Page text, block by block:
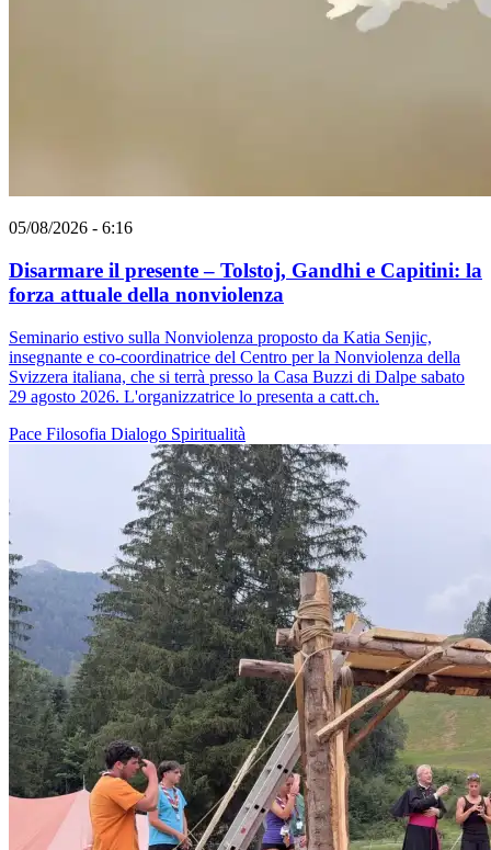
05/08/2026 - 6:16
Disarmare il presente – Tolstoj, Gandhi e Capitini: la
forza attuale della nonviolenza
Seminario estivo sulla Nonviolenza proposto da Katia Senjic,
insegnante e co-coordinatrice del Centro per la Nonviolenza della
Svizzera italiana, che si terrà presso la Casa Buzzi di Dalpe sabato
29 agosto 2026. L'organizzatrice lo presenta a catt.ch.
Pace Filosofia Dialogo Spiritualità